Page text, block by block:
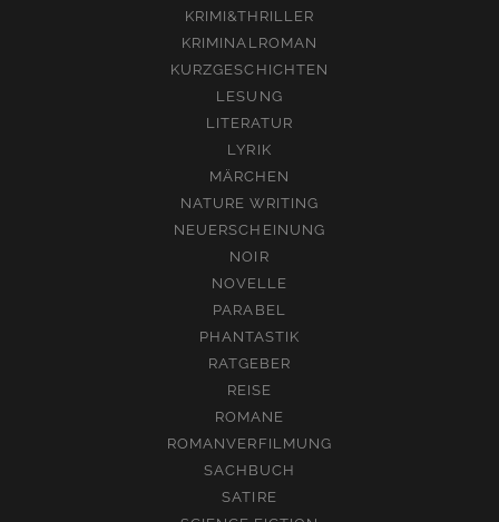
KRIMI&THRILLER
KRIMINALROMAN
KURZGESCHICHTEN
LESUNG
LITERATUR
LYRIK
MÄRCHEN
NATURE WRITING
NEUERSCHEINUNG
NOIR
NOVELLE
PARABEL
PHANTASTIK
RATGEBER
REISE
ROMANE
ROMANVERFILMUNG
SACHBUCH
SATIRE